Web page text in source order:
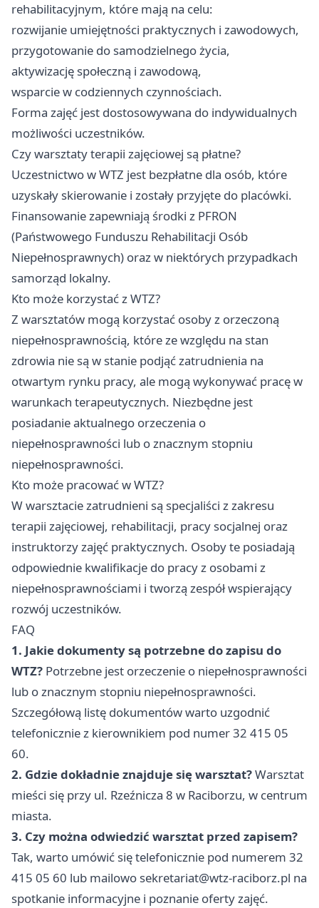
rehabilitacyjnym, które mają na celu:
rozwijanie umiejętności praktycznych i zawodowych,
przygotowanie do samodzielnego życia,
aktywizację społeczną i zawodową,
wsparcie w codziennych czynnościach.
Forma zajęć jest dostosowywana do indywidualnych
możliwości uczestników.
Czy warsztaty terapii zajęciowej są płatne?
Uczestnictwo w WTZ jest bezpłatne dla osób, które
uzyskały skierowanie i zostały przyjęte do placówki.
Finansowanie zapewniają środki z PFRON
(Państwowego Funduszu Rehabilitacji Osób
Niepełnosprawnych) oraz w niektórych przypadkach
samorząd lokalny.
Kto może korzystać z WTZ?
Z warsztatów mogą korzystać osoby z orzeczoną
niepełnosprawnością, które ze względu na stan
zdrowia nie są w stanie podjąć zatrudnienia na
otwartym rynku pracy, ale mogą wykonywać pracę w
warunkach terapeutycznych. Niezbędne jest
posiadanie aktualnego orzeczenia o
niepełnosprawności lub o znacznym stopniu
niepełnosprawności.
Kto może pracować w WTZ?
W warsztacie zatrudnieni są specjaliści z zakresu
terapii zajęciowej, rehabilitacji, pracy socjalnej oraz
instruktorzy zajęć praktycznych. Osoby te posiadają
odpowiednie kwalifikacje do pracy z osobami z
niepełnosprawnościami i tworzą zespół wspierający
rozwój uczestników.
FAQ
1. Jakie dokumenty są potrzebne do zapisu do
WTZ? Potrzebne jest orzeczenie o niepełnosprawności
lub o znacznym stopniu niepełnosprawności.
Szczegółową listę dokumentów warto uzgodnić
telefonicznie z kierownikiem pod numer 32 415 05
60.
2. Gdzie dokładnie znajduje się warsztat?Warsztat
mieści się przy ul. Rzeźnicza 8 w Raciborzu, w centrum
miasta.
3. Czy można odwiedzić warsztat przed zapisem?
Tak, warto umówić się telefonicznie pod numerem 32
415 05 60 lub mailowo sekretariat@wtz-raciborz.pl na
spotkanie informacyjne i poznanie oferty zajęć.